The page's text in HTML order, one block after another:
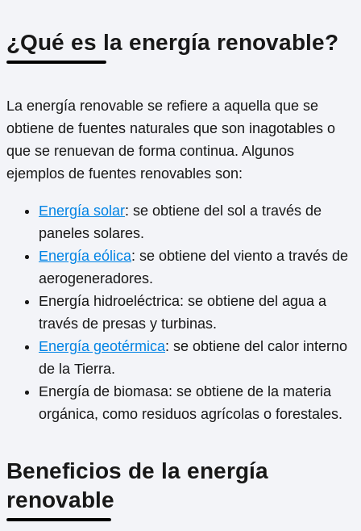
¿Qué es la energía renovable?
La energía renovable se refiere a aquella que se
obtiene de fuentes naturales que son inagotables o
que se renuevan de forma continua. Algunos
ejemplos de fuentes renovables son:
Energía solar: se obtiene del sol a través de
paneles solares.
Energía eólica: se obtiene del viento a través de
aerogeneradores.
Energía hidroeléctrica: se obtiene del agua a
través de presas y turbinas.
Energía geotérmica: se obtiene del calor interno
de la Tierra.
Energía de biomasa: se obtiene de la materia
orgánica, como residuos agrícolas o forestales.
Beneficios de la energía
renovable